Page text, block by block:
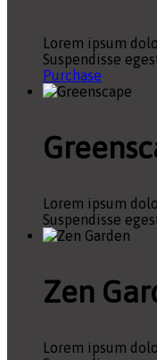
Lorem ipsum
Suspendisse
Purchase
Lorem ipsum
Suspendisse
Zen
Lorem ipsum